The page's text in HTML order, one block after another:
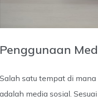
Penggunaan
Salah satu tempat di
adalah media sosial.